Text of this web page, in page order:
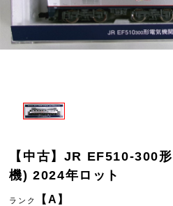
【中古】JR EF510-300
機) 2024年ロット
ランク 【A】